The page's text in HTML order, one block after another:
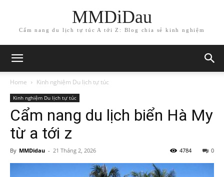
MMDiDau
Cẩm nang du lịch tự túc A tới Z: Blog chia sẻ kinh nghiệm
Home Kinh nghiệm Du lịch tự túc
Kinh nghiệm Du lịch tự túc
Cẩm nang du lịch biển Hà My
từ a tới z
By MMDidau - 21 Tháng 2, 2026 0
4784